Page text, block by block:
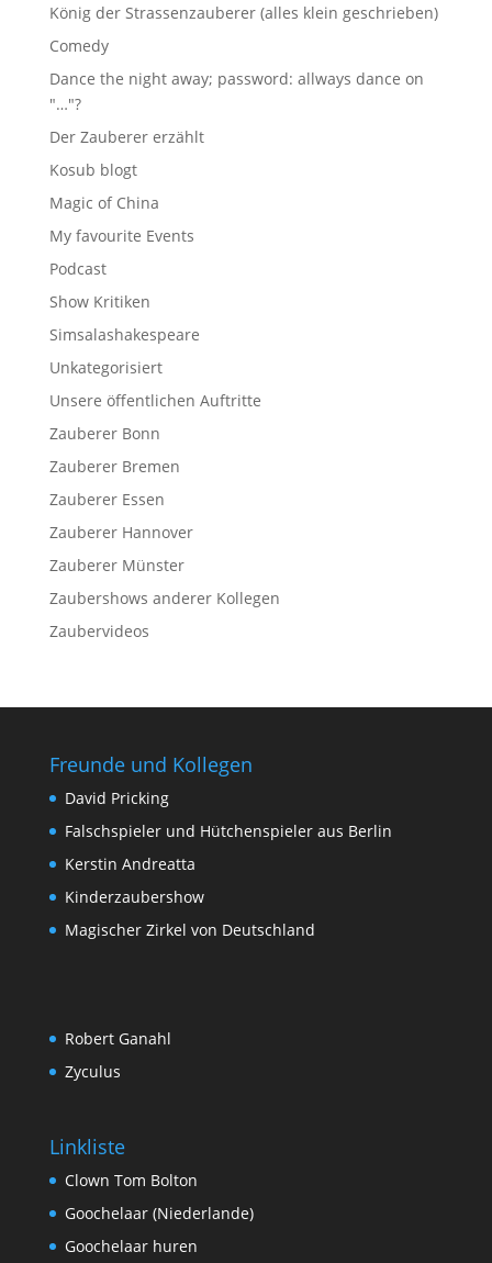
König der Strassenzauberer (alles klein geschrieben)
Comedy
Dance the night away; password: allways dance on
"…"?
Der Zauberer erzählt
Kosub blogt
Magic of China
My favourite Events
Podcast
Show Kritiken
Simsalashakespeare
Unkategorisiert
Unsere öffentlichen Auftritte
Zauberer Bonn
Zauberer Bremen
Zauberer Essen
Zauberer Hannover
Zauberer Münster
Zaubershows anderer Kollegen
Zaubervideos
Freunde und Kollegen
David Pricking
Falschspieler und Hütchenspieler aus Berlin
Kerstin Andreatta
Kinderzaubershow
Magischer Zirkel von Deutschland
Robert Ganahl
Zyculus
Linkliste
Clown Tom Bolton
Goochelaar (Niederlande)
Goochelaar huren